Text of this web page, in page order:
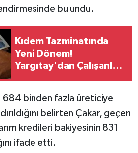
bulundu.
Kıdem Tazminatında
Yeni Dönem!
Yargıtay'dan Çalışanları
684 binden fazla üreticiye
belirten Çakar, geçen
kredileri bakiyesinin 831
ifade etti.